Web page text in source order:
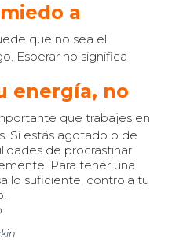
a
que no sea el
Esperar no significa
energía, no
que trabajes en
Si estás agotado o de
de procrastinar
Para tener una
lo suficiente, controla tu